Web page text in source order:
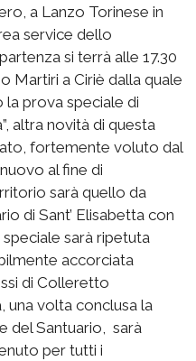
a Lanzo Torinese in
service dello
si terrà alle 17.30
Martiri a Ciriè dalla quale
prova speciale di
altra novità di questa
fortemente voluto dal
al fine di
sarà quello da
di Sant’ Elisabetta con
sarà ripetuta
accorciata
di Colleretto
una volta conclusa la
del Santuario, sarà
per tutti i